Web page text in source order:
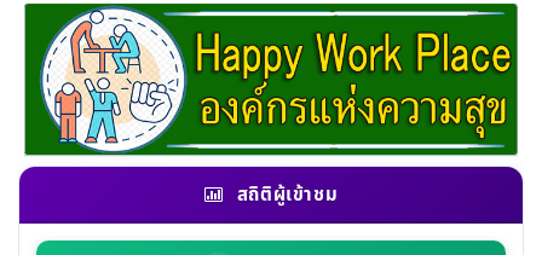
สถิติผู้เข้าชม